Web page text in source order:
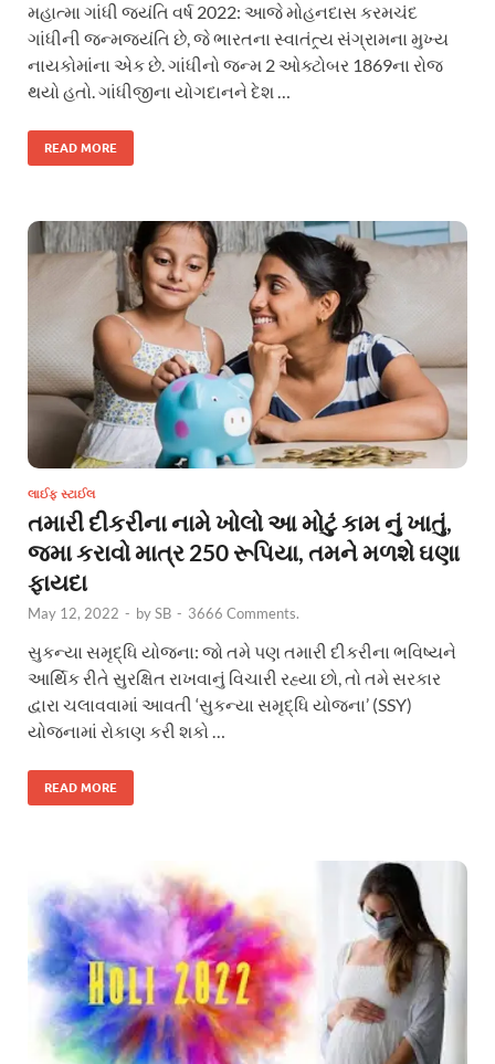
મહાત્મા ગાંધી જયંતિ વર્ષ 2022: આજે મોહનદાસ કરમચંદ
ગાંધીની જન્મજયંતિ છે, જે ભારતના સ્વાતંત્ર્ય સંગ્રામના મુખ્ય
નાયકોમાંના એક છે. ગાંધીનો જન્મ 2 ઓક્ટોબર 1869ના રોજ
થયો હતો. ગાંધીજીના યોગદાનને દેશ …
READ MORE
લાઈફ સ્ટાઈલ
તમારી દીકરીના નામે ખોલો આ મોટું કામ નું ખાતું,
જમા કરાવો માત્ર 250 રૂપિયા, તમને મળશે ઘણા
ફાયદા
May 12, 2022 - bySB - 3666 Comments.
સુકન્યા સમૃદ્ધિ યોજના: જો તમે પણ તમારી દીકરીના ભવિષ્યને
આર્થિક રીતે સુરક્ષિત રાખવાનું વિચારી રહ્યા છો, તો તમે સરકાર
દ્વારા ચલાવવામાં આવતી ‘સુકન્યા સમૃદ્ધિ યોજના’ (SSY)
યોજનામાં રોકાણ કરી શકો …
READ MORE